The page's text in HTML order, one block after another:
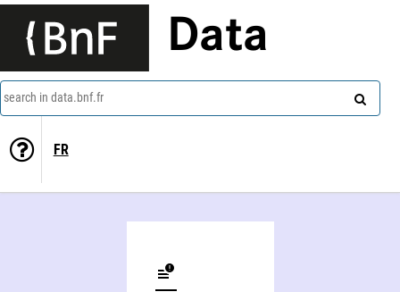
Data
search in data.bnf.fr
FR